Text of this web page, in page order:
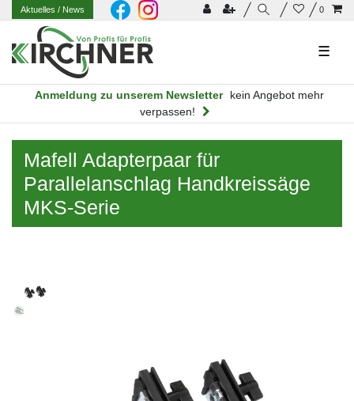
0
Aktuelles/ News
☰
Anmeldung zu unserem Newsletter
kein Angebot mehr
verpassen!
Mafell Adapterpaar für
Parallelanschlag Handkreissäge
MKS-Serie